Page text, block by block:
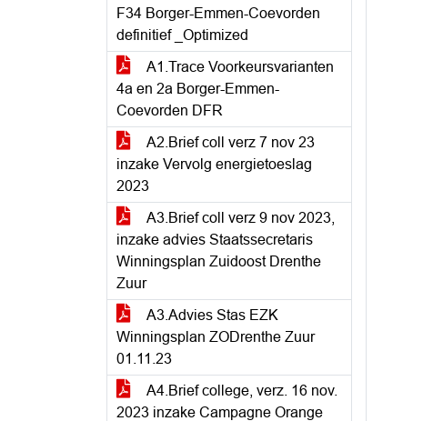
F34 Borger-Emmen-Coevorden
definitief _Optimized
A1.Trace Voorkeursvarianten
4a en 2a Borger-Emmen-
Coevorden DFR
A2.Brief coll verz 7 nov 23
inzake Vervolg energietoeslag
2023
A3.Brief coll verz 9 nov 2023,
inzake advies Staatssecretaris
Winningsplan Zuidoost Drenthe
Zuur
A3.Advies Stas EZK
Winningsplan ZODrenthe Zuur
01.11.23
A4.Brief college, verz. 16 nov.
2023 inzake Campagne Orange